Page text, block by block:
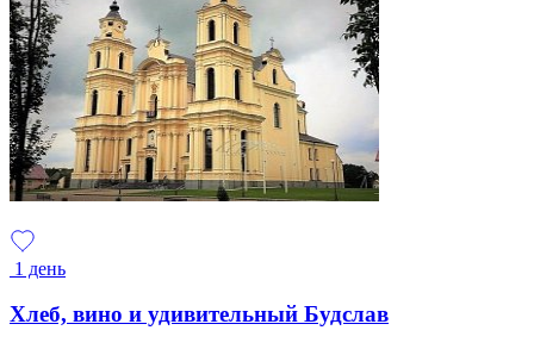
1 день
Хлеб, вино и удивительный Будслав